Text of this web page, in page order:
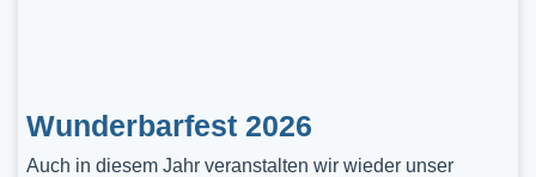
Wunderbarfest 2026
Auch in diesem Jahr veranstalten wir wieder unser